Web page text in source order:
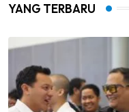
YANG TERBARU